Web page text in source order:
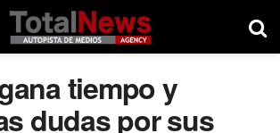
tiempo y
dudas por sus